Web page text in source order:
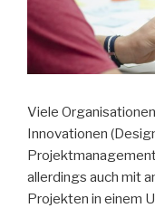
Viele
Innovationen
allerdings auch mit
Projekten in einem